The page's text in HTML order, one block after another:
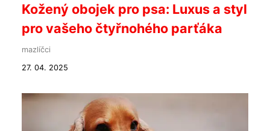
Kožený obojek pro psa: Luxus a styl
pro vašeho čtyřnohého parťáka
mazlíčci
27. 04. 2025